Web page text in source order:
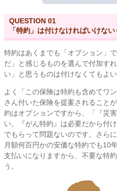
QUESTION 01
「特約」は付けなければいけない
特約はあくまでも「オプション」
だ」と感じるものを選んで付加す
い」と思うものは付けなくてもよい
よく「この保険は特約も含めてワ
さん付いた保険を提案されること
約はオプションですから、「『災
い。『がん特約』は必要だから付
でもらって問題ないのです。さら
月額何百円かの安価な特約でも10
支払いになりますから、不要な特
う。